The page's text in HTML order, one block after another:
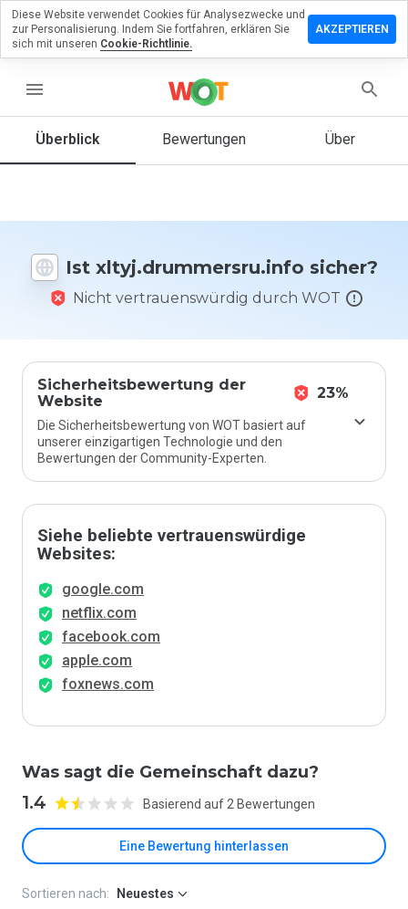
menu
Überblick Bewertungen Über
Ist xltyj.drummersru.info sicher?
Nicht vertrauenswürdig durch WOT
Sicherheitsbewertung der
Website
23%
Die Sicherheitsbewertung von WOT basiert auf
unserer einzigartigen Technologie und den
Bewertungen der Community-Experten.
Siehe beliebte vertrauenswürdige
Websites:
google.com
netflix.com
facebook.com
apple.com
foxnews.com
Was sagt die Gemeinschaft dazu?
1.4 Basierend auf 2 Bewertungen
Eine Bewertung hinterlassen
Sie
zu
Wie
Website
Skala von
1 bis 5
bewerten?
Sortieren nach: Neuestes
Diese Website verwendet Cookies für Analysezwecke und
zur Personalisierung. Indem Sie fortfahren, erklären Sie
sich mit unseren Cookie-Richtlinie.
AKZEPTIEREN